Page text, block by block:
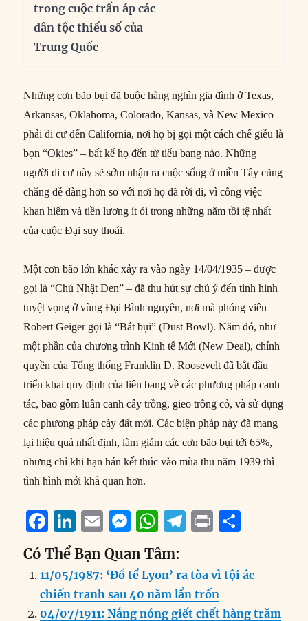
trong cuộc trấn áp các
dân tộc thiểu số của
Trung Quốc
Những cơn bão bụi đã buộc hàng nghìn gia đình ở Texas,
Arkansas, Oklahoma, Colorado, Kansas, và New Mexico
phải di cư đến California, nơi họ bị gọi một cách chế giễu là
bọn “Okies” – bất kể họ đến từ tiểu bang nào. Những
người di cư này sẽ sớm nhận ra cuộc sống ở miền Tây cũng
chẳng dễ dàng hơn so với nơi họ đã rời đi, vì công việc
khan hiếm và tiền lương ít ỏi trong những năm tồi tệ nhất
của cuộc Đại suy thoái.
Một cơn bão lớn khác xảy ra vào ngày 14/04/1935 – được
gọi là “Chủ Nhật Đen” – đã thu hút sự chú ý đến tình hình
tuyệt vọng ở vùng Đại Bình nguyên, nơi mà phóng viên
Robert Geiger gọi là “Bát bụi” (Dust Bowl). Năm đó, như
một phần của chương trình Kinh tế Mới (New Deal), chính
quyền của Tổng thống Franklin D. Roosevelt đã bắt đầu
triển khai quy định của liên bang về các phương pháp canh
tác, bao gồm luân canh cây trồng, gieo trồng cỏ, và sử dụng
các phương pháp cày đất mới. Các biện pháp này đã mang
lại hiệu quả nhất định, làm giảm các cơn bão bụi tới 65%,
nhưng chỉ khi hạn hán kết thúc vào mùa thu năm 1939 thì
tình hình mới khả quan hơn.
F
a
c
e
b
Li
n
k
e
d
E
m
ai
l
M
ss
e
n
W
h
at
s
A
T
e
g
r
P
n
t
a
re
Có Thể Bạn Quan Tâm:
11/05/1987: ‘Đồ tể Lyon’ ra tòa vì tội ác
chiến tranh sau 40 năm lẩn trốn
04/07/1911: Nắng nóng giết chết hàng trăm